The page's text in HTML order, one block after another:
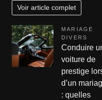
Voir article complet
MARIAGE
DIVERS
Conduire
voiture de
prestige
d’un
: quelles